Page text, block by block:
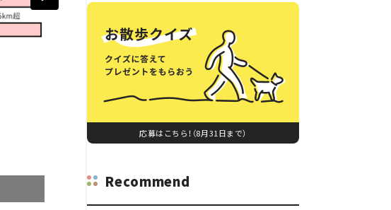
応募はこちら！（8月31日まで）
Recommend